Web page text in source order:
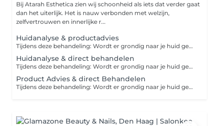
Bij Atarah Esthetica zien wij schoonheid als iets dat verder gaat
dan het uiterlijk. Het is nauw verbonden met welzijn,
zelfvertrouwen en innerlijke r...
Huidanalyse & productadvies
Tijdens deze behandeling: Wordt er grondig naar je huid gekeken, Krijg je productkennis en welke producten het beste bij je huid type past, Krijg je een behandelboekje mee hoe je huid thuis verder kan verzorgen voor het beste resultaat.
Huidanalyse & direct behandelen
Tijdens deze behandeling: Wordt er grondig naar je huid gekeken, Krijg je productkennis en welke producten het beste bij je huid type past, Behandeling op maat voor kennismaking. Na de behandeling krijg je een behandelboekje mee hoe je huid thuis verder kan verzorgen voor het beste resultaat. Na de behandeling krijg je een behandelboekje mee hoe je huid thuis verder kan verzorgen voor het beste resultaat.
Product Advies & direct Behandelen
Tijdens deze behandeling: Wordt er grondig naar je huid gekeken Krijg je productkennis en welke producten het beste bij je huid type past Behandeling op maat voor kennismaking. Na de behandeling krijg je een behandelboekje mee hoe je huid thuis verder kan verzorgen voor het beste resultaat.